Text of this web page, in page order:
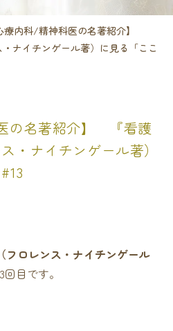
療内科/精神科医の名著紹介】
ナイチンゲール著）に見る「ここ
の名著紹介】 『看護
・ナイチンゲール著）
フロレンス・ナイチンゲール
回目です。